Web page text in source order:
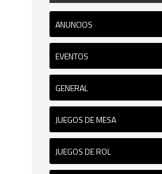
ANUNCIOS
EVENTOS
GENERAL
JUEGOS DE MESA
JUEGOS DE ROL